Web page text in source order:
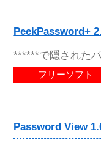
PeekPassword+
******で隠された
フリーソフト
Password View